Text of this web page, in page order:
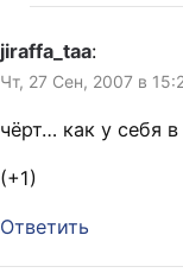
jiraffa_taa:
Чт, 27 Сен, 2007 в
чёрт… как у себя
(+1)
Ответить